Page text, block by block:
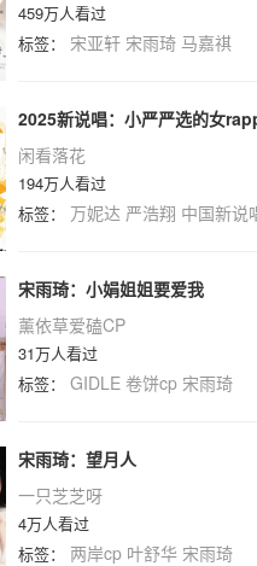
459万人看过
标签： 宋亚轩 宋雨琦 马嘉祺
2025新说唱：小严严选的女
闲看落花
194万人看过
标签： 万妮达 严浩翔 中国新说
宋雨琦：小娟姐姐要爱我
薰依草爱磕CP
31万人看过
标签： GIDLE 卷饼cp 宋雨琦
宋雨琦：望月人
一只芝芝呀
4万人看过
标签： 两岸cp 叶舒华 宋雨琦